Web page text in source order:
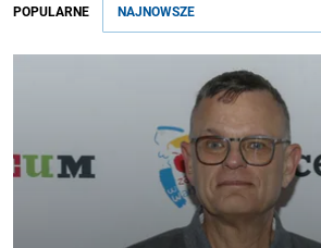
POPULARNE NAJNOWSZE